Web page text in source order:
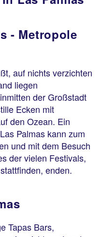
- Metropole
auf nichts verzichten
liegen
der Großstadt
Ecken mit
den Ozean. Ein
Palmas kann zum
und mit dem Besuch
der vielen Festivals,
enden.
Tapas Bars,